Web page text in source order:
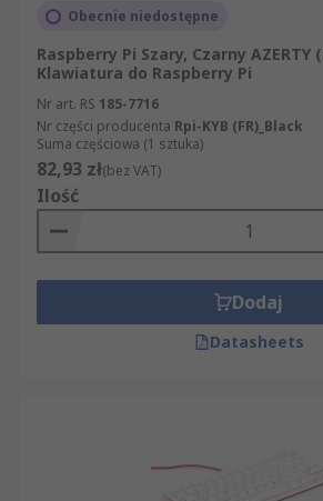
Obecnie niedostępne
Raspberry Pi Szary, Czarny AZERTY
Klawiatura do Raspberry Pi
Nr art. RS 185-7716
Nr części producenta Rpi-KYB (FR)_Black
Suma częściowa (1 sztuka)
82,93 zł(bez VAT)
Ilość
Dodaj
Datasheets